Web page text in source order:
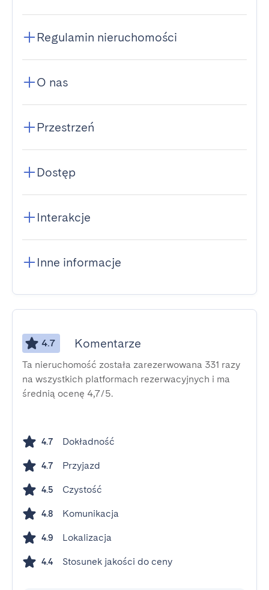
Regulamin nieruchomości
O nas
Przestrzeń
Dostęp
Interakcje
Inne informacje
4.7 Komentarze
Ta nieruchomość została zarezerwowana 331 razy
na wszystkich platformach rezerwacyjnych i ma
średnią ocenę 4,7/5.
4.7 Dokładność
4.7 Przyjazd
4.5 Czystość
4.8 Komunikacja
4.9 Lokalizacja
4.4 Stosunek jakości do ceny